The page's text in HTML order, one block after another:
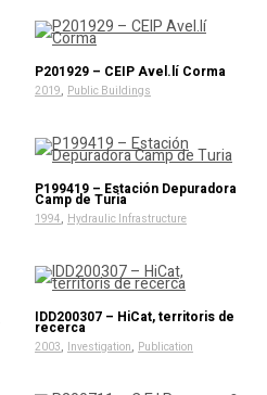
P201929 – CEIP Avel.lí Corma
2019, Public Buildings
P199419 – Estación Depuradora
Camp de Turia
1994, Hydraulic Infrastructure
IDD200307 – HiCat, territoris de
recerca
2003, Investigation, Publication